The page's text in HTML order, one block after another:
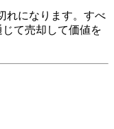
れになります。すべ
じて売却して価値を